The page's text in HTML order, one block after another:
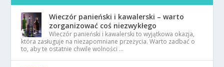
Wieczór panieński i kawalerski – warto
zorganizować coś niezwykłego
Wieczór panieński i kawalerski to wyjątkowa okazja,
która zasługuje na niezapomniane przeżycia. Warto zadbać o
to, aby te ostatnie chwile wolności …